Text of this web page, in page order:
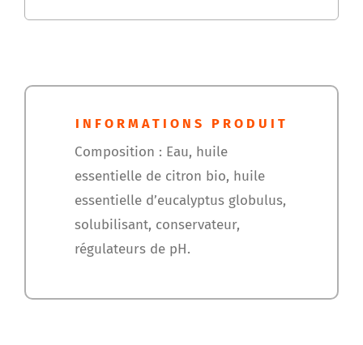
INFORMATIONS PRODUIT
Composition : Eau, huile
essentielle de citron bio, huile
essentielle d’eucalyptus globulus,
solubilisant, conservateur,
régulateurs de pH.